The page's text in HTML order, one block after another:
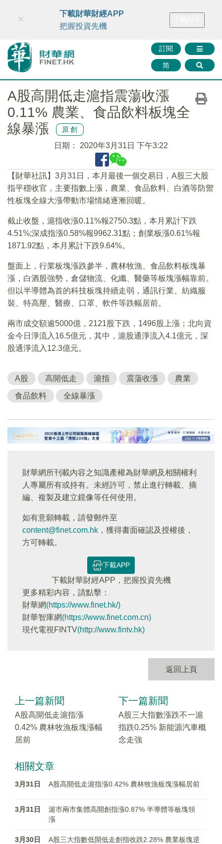
財華智庫網 FINTV FINMETA 財華證券 媒體矩陣
訂閱
简
×
下載財華財經APP
把握投資先機
A股高開低走滬指震蕩收漲
0.11% 農業、食品飲料板塊全
線暴漲
原創
日期： 2020年3月31日 下午3:22
【財華社訊】3月31日，本月最後一個交易日，A股三大股
指平穩收官，主要指數上漲，農業、食品飲料、白酒等防禦
性板塊全線大漲帶動市場情緒逐漸回暖。
截止收盤，滬指收漲0.11%報2750.3點，本月累計下跌
4.51%;深成指漲0.58%報9962.31點；創業板漲0.61%報
1871.92點，本月累計下跌9.64%。
盤面上，行業板塊漲跌參半，農林牧漁、食品飲料板塊暴
漲，白酒股強勢，倉儲物流、化纖、醫藥等板塊漲幅靠前。
但以半導體為首的科技板塊持續走弱，通訊行業、紡織服
裝、特高壓、醫療、口罩、軟件等跌幅居前。
兩市成交額逾5000億，2121股下跌，1496股上漲；北向資
金今日淨流入16.5億元，其中，滬股通淨流入4.1億元，深
股通淨流入12.3億元。
A股 高開低走 滬指 震蕩收漲 農業
食品飲料 全線暴漲
財華網所刊載內容之知識產權為財華網及相關權利
人專屬所有或持有。未經許可，禁止進行轉載、摘
編、複製及建立鏡像等任何使用。
如有意願轉載，請發郵件至
content@finet.com.hk ，獲得書面確認及授權後，
方可轉載。
下載APP
下載財華財經APP，把握投資先機
更多精彩内容，請點擊：
財華網(https://www.finet.hk/)
財華智庫網(https://www.finet.com.cn)
現代電視FINTV(http://www.fintv.hk)
返回上頁
上一篇新聞
A股高開低走滬指漲
0.42% 農林牧漁板塊漲幅
居前
下一篇新聞
A股三大指數漲跌不一滬
指跌0.25% 新能源汽車概
念走強
相關文章
3月31日 A股高開低走滬指漲0.42% 農林牧漁板塊漲幅居前
3月31日
滬市兩市集體高開創指漲0.87% 半導體等板塊領
漲
3月30日
A股三大指數低開低走創指收跌2.28% 農業板塊逆